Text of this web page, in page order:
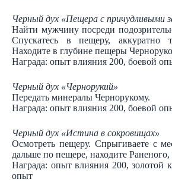
Черный дух «Пещера с причудливыми
Найти мужчину посреди
Спускатесь в пещеру, аккуратно
Находите в глубине пещеры
Награда: опыт влияния 200, боевой
Черный дух «Чернорукий»
Передать минералы Чернорукому.
Награда: опыт влияния 200, боевой
Черный дух «Истина в сокровищах»
Осмотреть пещеру. Спрыгиваете с
дальше по пещере, находите Раненого,
Награда: опыт влияния 200, золотой
опыт